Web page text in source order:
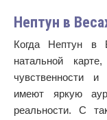
Нептун в
Когда Нептун в
натальной
чувственности
имеют яркую
реальности. С